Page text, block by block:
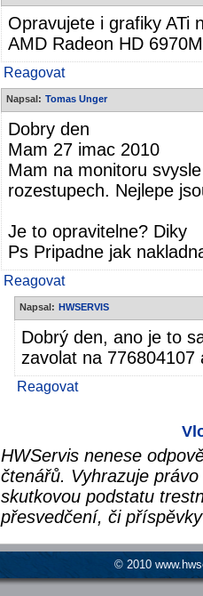
Opravujete i grafiky ATi
AMD Radeon HD
Reagovat
Napsal: Tomas Unger
Dobry den
Mam 27 imac 2010
Mam na monitoru
rozestupech. Nejlepe
Je to opravitelne? Diky
Ps Pripadne jak
Reagovat
Napsal: HWSERVIS
Dobrý den, ano je to
zavolat na 776804107
Reagovat
HWServis nenese
čtenářů. Vyhrazuje
skutkovou podstatu
přesvedčení, či
© 2010